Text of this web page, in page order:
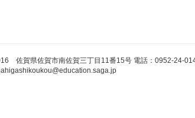
佐賀県佐賀市南佐賀三丁目11番15号 電話：0952-24-